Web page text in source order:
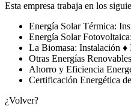
Esta empresa trabaja en los
Energía Solar Térmica:
Energía Solar Fotovoltaica:
La Biomasa: Instalación ♦
Otras Energías
Ahorro y Eficiencia
Certificación Energética
¿Volver?